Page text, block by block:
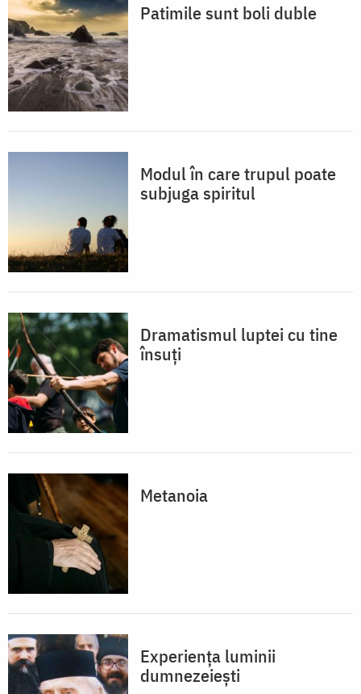
Patimile sunt boli duble
Modul în care trupul poate
subjuga spiritul
Dramatismul luptei cu tine
însuţi
Metanoia
Experiența luminii
dumnezeiești